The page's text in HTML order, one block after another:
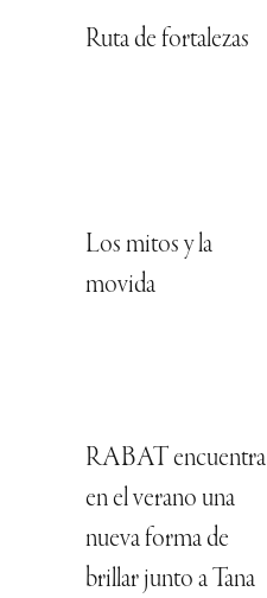
Ruta de fortalezas
Los mitos y la
movida
RABAT encuentra
en el verano una
nueva forma de
brillar junto a Tana